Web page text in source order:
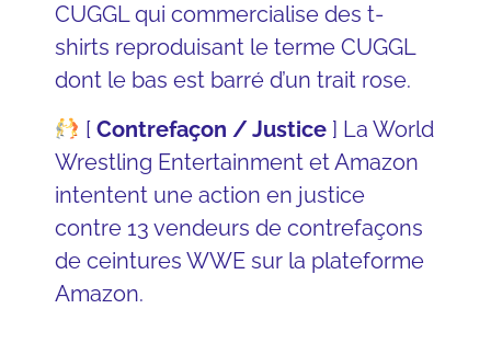
CUGGL qui commercialise des t-
shirts reproduisant le terme CUGGL
dont le bas est barré d’un trait rose.
[ Contrefaçon / Justice] La World
Wrestling Entertainment etAmazon
intentent une action en justice
contre 13 vendeurs de contrefaçons
de ceintures WWE sur la plateforme
Amazon.